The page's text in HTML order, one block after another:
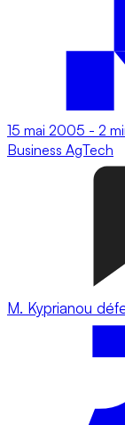
15 mai 2005 - 2
Business AgTech
M. Kyprianou